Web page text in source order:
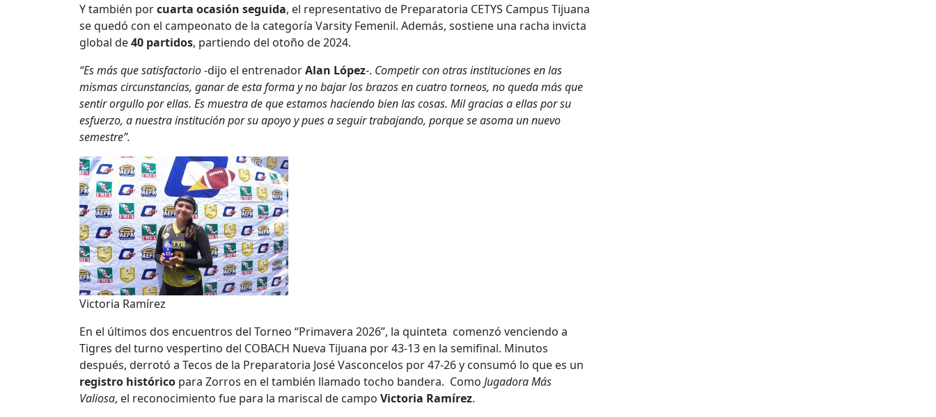
Y también porcuarta ocasión seguida, el representativo de Preparatoria CETYS Campus Tijuana
se quedó con el campeonato de la categoría Varsity Femenil. Además, sostiene una racha invicta
global de40 partidos, partiendo del otoño de 2024.
“Es más que satisfactorio-dijo el entrenadorAlan López-. Competir con otras instituciones en las
mismas circunstancias, ganar de esta forma y no bajar los brazos en cuatro torneos, no queda más que
sentir orgullo por ellas. Es muestra de que estamos haciendo bien las cosas. Mil gracias a ellas por su
esfuerzo, a nuestra institución por su apoyo y pues a seguir trabajando, porque se asoma un nuevo
semestre”.
Victoria Ramírez
En el últimos dos encuentros del Torneo “Primavera 2026”, la quinteta comenzó venciendo a
Tigres del turno vespertino del COBACH Nueva Tijuana por 43-13 en la semifinal. Minutos
después, derrotó a Tecos de la Preparatoria José Vasconcelos por 47-26 y consumó lo que es un
registro histórico para Zorros en el también llamado tocho bandera. Como Jugadora Más
Valiosa, el reconocimiento fue para la mariscal de campo Victoria Ramírez.